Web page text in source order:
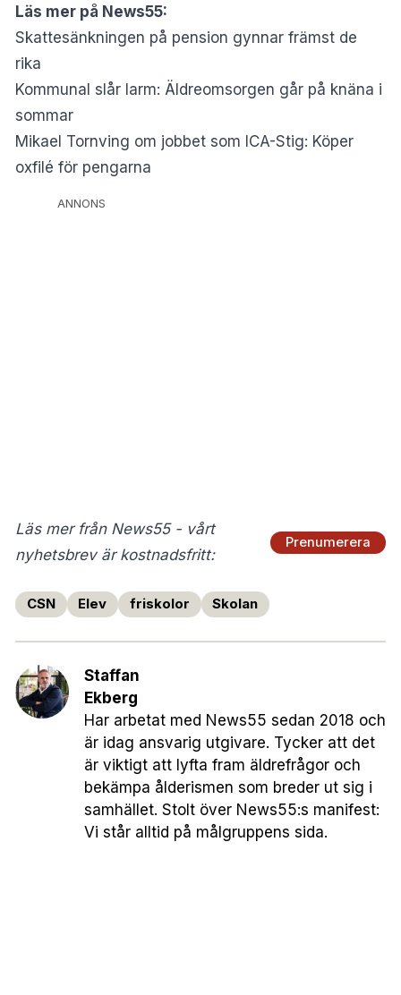
Läs mer på News55:
Skattesänkningen på pension gynnar främst de
rika
Kommunal slår larm: Äldreomsorgen går på knäna i
sommar
Mikael Tornving om jobbet som ICA-Stig: Köper
oxfilé för pengarna
ANNONS
Läs mer från News55 - vårt
nyhetsbrev är kostnadsfritt:
Prenumerera
CSN Elev friskolor Skolan
Staffan
Ekberg
Har arbetat med News55 sedan 2018 och
är idag ansvarig utgivare. Tycker att det
är viktigt att lyfta fram äldrefrågor och
bekämpa ålderismen som breder ut sig i
samhället. Stolt över News55:s manifest:
Vi står alltid på målgruppens sida.